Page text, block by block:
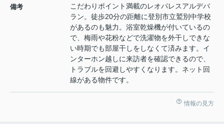
備考
こだわりポイント満載のレオパレスアルデバ
ラン。徒歩20分の距離に登別市立鷲別中学校
があるのも魅力。浴室乾燥機が付いているの
で、梅雨や花粉などで洗濯物を外干しできな
い時期でも部屋干しをしなくて済みます。イ
ンターホン越しに来訪者を確認できるので、
トラブルを回避しやすくなります。ネット回
線がある物件です。
情報の見方